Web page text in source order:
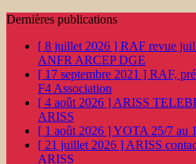
Dernières publications
[ 8 juillet 2026 ] RAF revue
ANFR ARCEP DGE
[ 17 septembre 2021 ] RAF,
F4 Association
[ 4 août 2026 ] ARISS
ARISS
[ 1 août 2026 ]YOTA 25/7 au
[ 21 juillet 2026 ] ARISS
ARISS